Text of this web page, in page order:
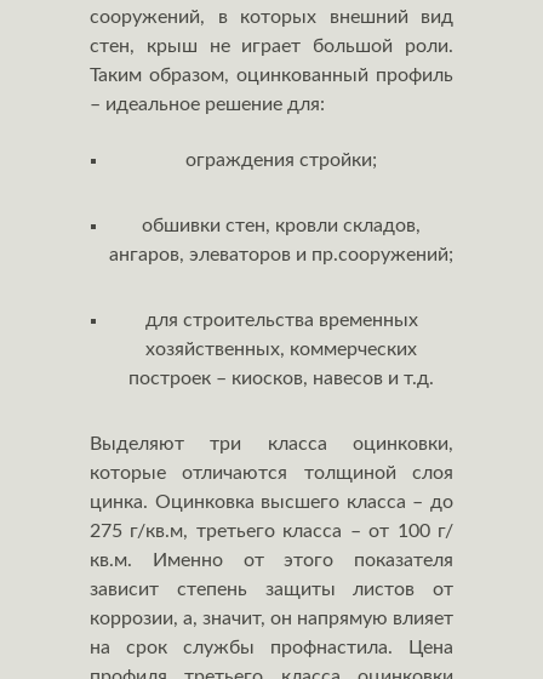
сооружений, в которых внешний вид
стен, крыш не играет большой роли.
Таким образом, оцинкованный профиль
– идеальное решение для:
ограждения стройки;
обшивки стен, кровли складов,
ангаров, элеваторов и пр.сооружений;
для строительства временных
хозяйственных, коммерческих
построек – киосков, навесов и т.д.
Выделяют три класса оцинковки,
которые отличаются толщиной слоя
цинка. Оцинковка высшего класса – до
275 г/кв.м, третьего класса – от 100 г/
кв.м. Именно от этого показателя
зависит степень защиты листов от
коррозии, а, значит, он напрямую влияет
на срок службы профнастила. Цена